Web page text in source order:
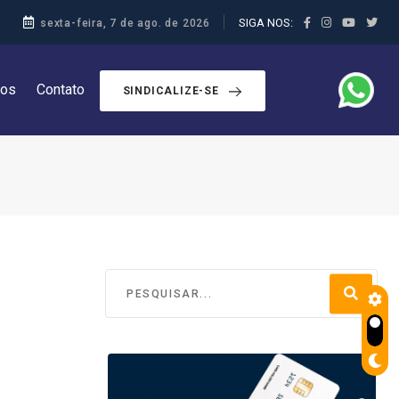
sexta-feira, 7 de ago. de 2026 SIGA NOS:
Contato SINDICALIZE-SE